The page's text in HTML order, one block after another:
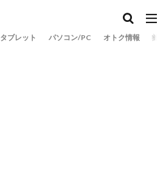
タブレット パソコン/PC オトク情報 旅